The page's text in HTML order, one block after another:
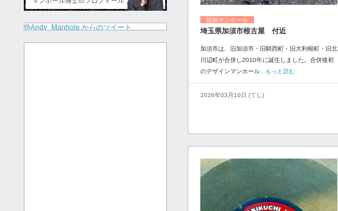
@Andy_Manhole からのツイート
投稿マンホール
埼玉県加須市根古屋 付近
加須市は、旧加須市・旧騎西町・旧大利根町・旧北
川辺町が合併し2010年に誕生しました。合併後初
のデザインマンホール ...もっと読む
2026年03月10日 (てし)